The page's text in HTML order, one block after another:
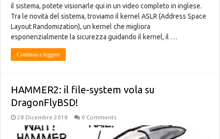
il sistema, potete visionarle qui in un video completo in inglese.
Tra le novità del sistema, troviamo il kernel ASLR (Address Space
Layout Randomization), un kernel che migliora
esponenzialmente la sicurezza guidando il kernel, il …
Continua a leggere
HAMMER2: il file-system vola su
DragonFlyBSD!
28 Dicembre 2018 0 Comments